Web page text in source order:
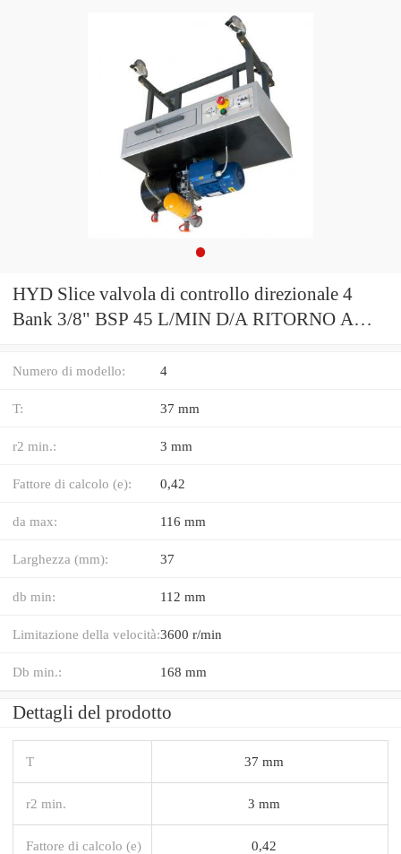
HYD Slice valvola di controllo direzionale 4
Bank 3/8" BSP 45 L/MIN D/A RITORNO A
Numero di modello: 4
T: 37 mm
r2 min.: 3 mm
Fattore di calcolo (e): 0,42
da max: 116 mm
Larghezza (mm): 37
db min: 112 mm
Limitazione della velocità:3600 r/min
Db min.: 168 mm
Dettagli del prodotto
T 37 mm
r2 min. 3 mm
Fattore di calcolo (e) 0,42